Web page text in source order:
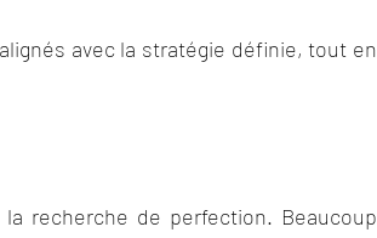
avec la stratégie définie, tout en
recherche de perfection. Beaucoup